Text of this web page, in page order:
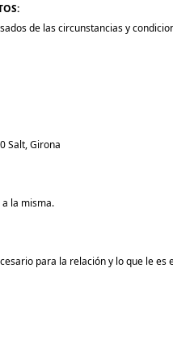
de las circunstancias y
Salt, Girona
la misma.
para la relación y lo que le